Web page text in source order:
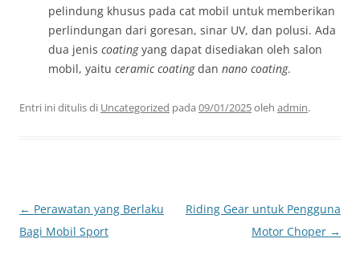
pelindung khusus pada cat mobil untuk memberikan
perlindungan dari goresan, sinar UV, dan polusi. Ada
dua jenis coatingyang dapat disediakan oleh salon
mobil, yaitu ceramic coatingdan nano coating.
Entri ini ditulis di Uncategorized pada 09/01/2025oleh admin.
Navigasi
Tulisan
← Perawatan yang Berlaku
Bagi Mobil Sport
Riding Gear untuk Pengguna
Motor Choper →